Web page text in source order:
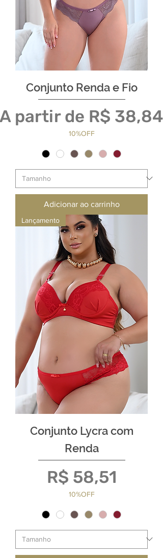
Conjunto Renda e Fio
A partir de R$ 38,84
promocional
10%OFF
Adicionar ao carrinho
Lançamento
Conjunto Lycra com
Renda
Preço
R$ 58,51
10%OFF